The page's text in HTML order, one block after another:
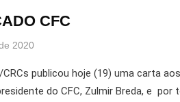
CFC
2020
CRCs publicou hoje (19) uma carta
do CFC, Zulmir Breda, e